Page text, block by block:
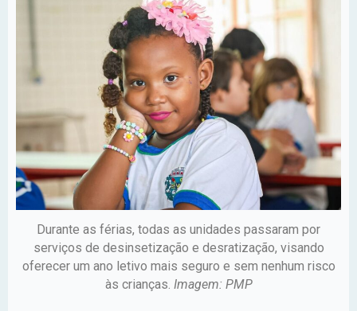
Durante as férias, todas as unidades passaram por
serviços de desinsetização e desratização, visando
oferecer um ano letivo mais seguro e sem nenhum risco
às crianças. Imagem: PMP